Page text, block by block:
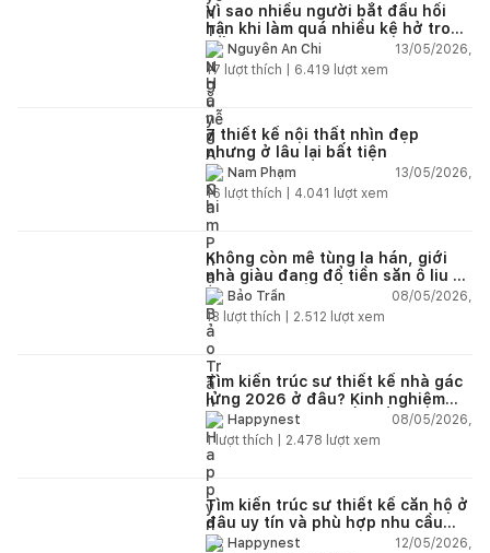
Vì sao nhiều người bắt đầu hối
hận khi làm quá nhiều kệ hở trong
bếp?Nguyễn An Chi
13/05/2026,
17 lượt thích | 6.419 lượt xem
7 thiết kế nội thất nhìn đẹp
nhưng ở lâu lại bất tiện
Nam Phạm
13/05/2026,
16 lượt thích | 4.041 lượt xem
Không còn mê tùng la hán, giới
nhà giàu đang đổ tiền săn ô liu cổ
thụ từ châu Âu về ban công
Bảo Trần
08/05/2026,
13 lượt thích | 2.512 lượt xem
Tìm kiến trúc sư thiết kế nhà gác
lửng 2026 ở đâu? Kinh nghiệm
chọn đúng tránh tốn tiền
Happynest
08/05/2026,
1lượt thích | 2.478 lượt xem
Tìm kiến trúc sư thiết kế căn hộ ở
đâu uy tín và phù hợp nhu cầu
năm 2026?
Happynest
12/05/2026,